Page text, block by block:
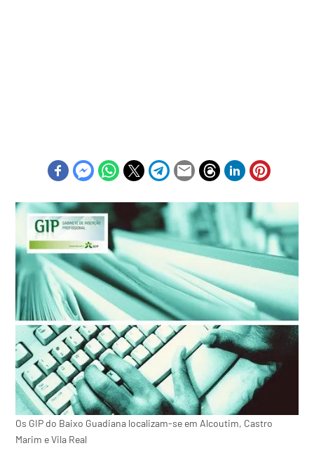
Os GIP do Baixo Guadiana localizam-se em Alcoutim, Castro
Marim e Vila Real